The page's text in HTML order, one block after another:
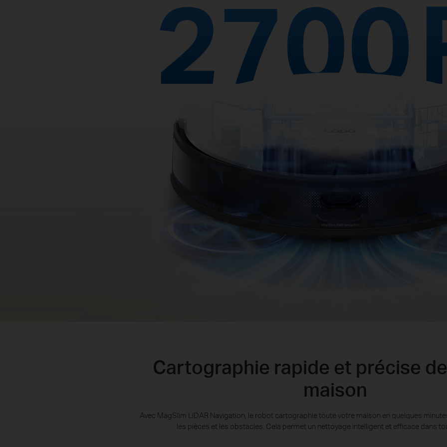
Cartographie rapide et précise
maison
Avec MagSlim LiDAR Navigation, le robot cartographie toute votre maison en quelques
les pièces et les obstacles. Cela permet un nettoyage intelligent et efficace dans